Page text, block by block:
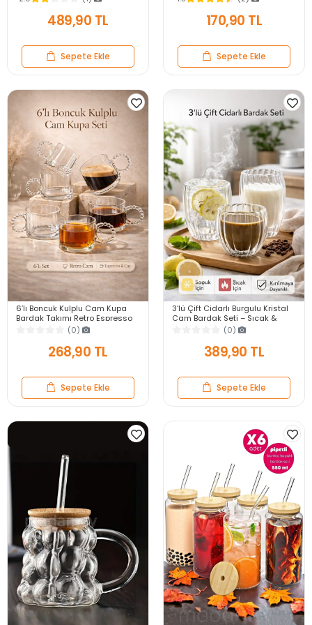
Bardağı 250ml
489,90 TL
Sepete Ekle
Bardaklar
170,90 TL
Sepete Ekle
6’lı Boncuk Kulplu Cam Kupa
Bardak Takımı Retro Espresso
Çay Kahve Meşrubat Bardağı
(0)
268,90 TL
Sepete Ekle
3’lü Çift Cidarlı Burgulu Kristal
Cam Bardak Seti – Sıcak &
Soğuk Çay Kahve Süt Kupası
(0)
389,90 TL
Sepete Ekle